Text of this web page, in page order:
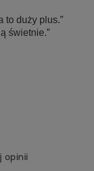
duży plus.”
świetnie.”
opinii